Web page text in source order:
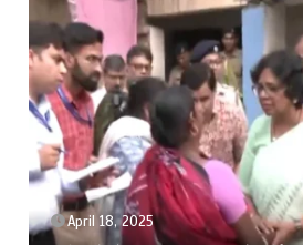
April 18, 2025